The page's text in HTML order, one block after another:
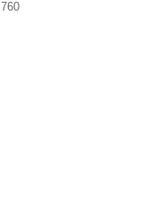
760